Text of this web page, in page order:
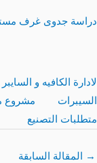
جدوى غرف
مشروع
التصنيع
→ المقالة السابقة